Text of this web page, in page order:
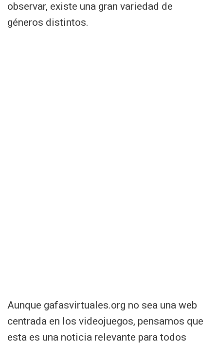
observar, existe una gran variedad de
géneros distintos.
Aunque gafasvirtuales.org no sea una web
centrada en los videojuegos, pensamos que
esta es una noticia relevante para todos